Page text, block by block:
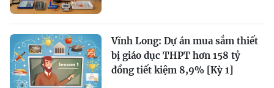
Vĩnh Long: Dự án mua sắm thiết
bị giáo dục THPT hơn 158 tỷ
đồng tiết kiệm 8,9% [Kỳ 1]